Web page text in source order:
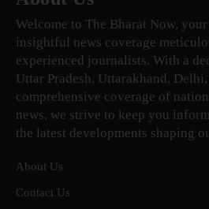
Welcome to The Bharat Now,
insightful news coverage
experienced journalists. With a
Uttar Pradesh, Uttarakhand,
comprehensive coverage of
news, we strive to keep you
the latest developments shaping
About Us
Contact Us